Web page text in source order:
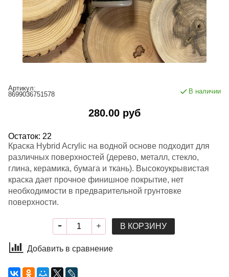
Артикул:
8699036751578
В наличии
280.00 руб
Остаток: 22
Краска Hybrid Acrylic на водной основе подходит для
различных поверхностей (дерево, металл, стекло,
глина, керамика, бумага и ткань). Высокоукрывистая
краска дает прочное финишное покрытие, нет
необходимости в предварительной грунтовке
поверхности.
В КОРЗИНУ
Добавить в сравнение